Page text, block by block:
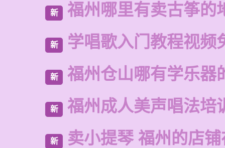
新 福州哪里有卖古筝的
新 学唱歌入门教程视频
新 福州仓山哪有学乐器
新 福州成人美声唱法培
新 卖小提琴 福州的店